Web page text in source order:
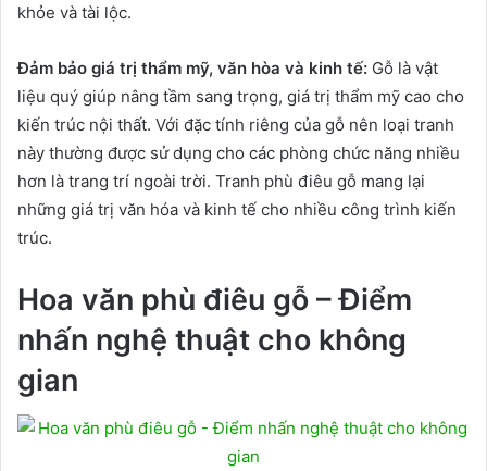
khỏe và tài lộc.
Đảm bảo giá trị thẩm mỹ, văn hòa và kinh tế: Gỗ là vật
liệu quý giúp nâng tầm sang trọng, giá trị thẩm mỹ cao cho
kiến trúc nội thất. Với đặc tính riêng của gỗ nên loại tranh
này thường được sử dụng cho các phòng chức năng nhiều
hơn là trang trí ngoài trời. Tranh phù điêu gỗ mang lại
những giá trị văn hóa và kinh tế cho nhiều công trình kiến
trúc.
Hoa văn phù điêu gỗ – Điểm
nhấn nghệ thuật cho không
gian